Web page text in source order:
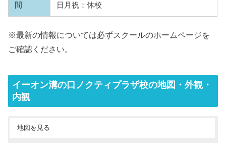
間
日月祝：休校
※最新の情報については必ずスクールのホームページを
ご確認ください。
イーオン溝の口ノクティプラザ校の地図・外観・
内観
地図を見る